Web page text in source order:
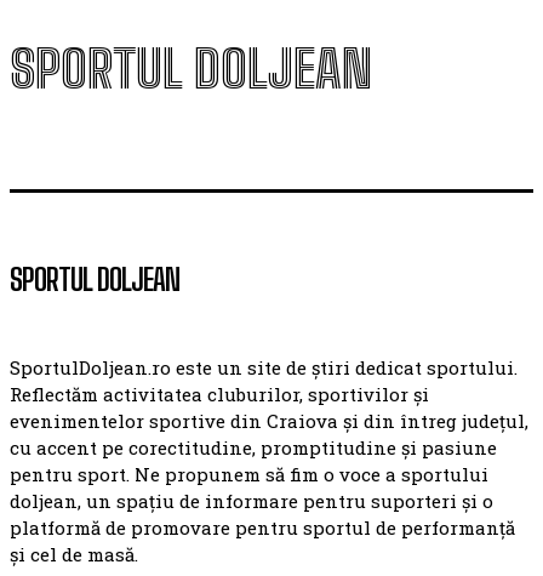
SPORTUL DOLJEAN
SPORTUL DOLJEAN
SportulDoljean.ro este un site de știri dedicat sportului.
Reflectăm activitatea cluburilor, sportivilor și
evenimentelor sportive din Craiova și din întreg județul,
cu accent pe corectitudine, promptitudine și pasiune
pentru sport. Ne propunem să fim o voce a sportului
doljean, un spațiu de informare pentru suporteri și o
platformă de promovare pentru sportul de performanță
și cel de masă.